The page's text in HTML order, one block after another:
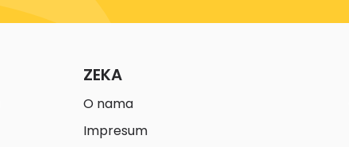
ZEKA
O nama
Impresum